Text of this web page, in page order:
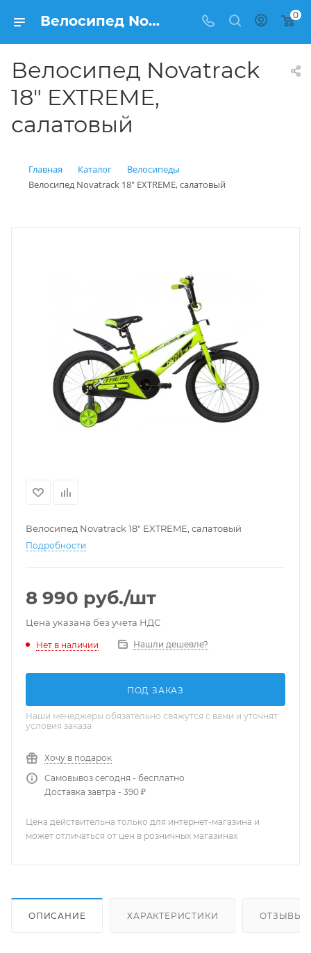
Велосипед Novatrack 18" EXTREME, салатовый купить: цена 8 990 рублей в Балашихе | Интернет магазин Вело150 0
Велосипед Novatrack
18" EXTREME,
салатовый
Главная Каталог
Велосипеды
Велосипед Novatrack 18" EXTREME, салатовый
Велосипед Novatrack 18" EXTREME, салатовый
Подробности
8 990 руб./шт
Цена указана без учета НДС
Нет в наличии Нашли дешевле?
ПОД ЗАКАЗ
Наши менеджеры обязательно свяжутся с вами и уточнят
условия заказа
Хочу в подарок
Самовывоз сегодня - бесплатно
Доставка завтра - 390 ₽
Цена действительна только для интернет-магазина и
может отличаться от цен в розничных магазинах
ОПИСАНИЕ ХАРАКТЕРИСТИКИ ОТЗЫВЫ